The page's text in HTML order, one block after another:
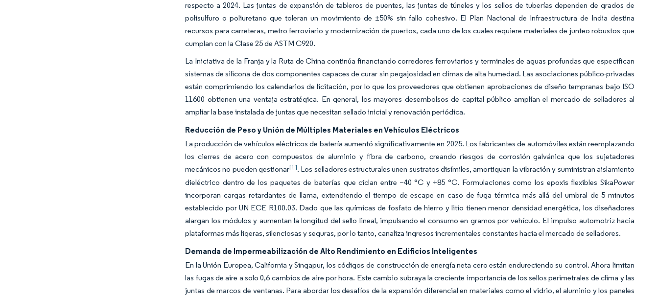
respecto a 2024. Las juntas de expansión de tableros de puentes, las juntas de túneles y los sellos de tuberías dependen de grados de
polisulfuro o poliuretano que toleran un movimiento de ±50% sin fallo cohesivo. El Plan Nacional de Infraestructura de India destina
recursos para carreteras, metro ferroviario y modernización de puertos, cada uno de los cuales requiere materiales de junteo robustos que
cumplan con la Clase 25 de ASTM C920.
La Iniciativa de la Franja y la Ruta de China continúa financiando corredores ferroviarios y terminales de aguas profundas que especifican
sistemas de silicona de dos componentes capaces de curar sin pegajosidad en climas de alta humedad. Las asociaciones público-privadas
están comprimiendo los calendarios de licitación, por lo que los proveedores que obtienen aprobaciones de diseño tempranas bajo ISO
11600 obtienen una ventaja estratégica. En general, los mayores desembolsos de capital público amplían el mercado de selladores al
ampliar la base instalada de juntas que necesitan sellado inicial y renovación periódica.
Reducción de Peso y Unión de Múltiples Materiales en Vehículos Eléctricos
La producción de vehículos eléctricos de batería aumentó significativamente en 2025. Los fabricantes de automóviles están reemplazando
los cierres de acero con compuestos de aluminio y fibra de carbono, creando riesgos de corrosión galvánica que los sujetadores
mecánicos no pueden gestionar[1]. Los selladores estructurales unen sustratos disímiles, amortiguan la vibración y suministran aislamiento
dieléctrico dentro de los paquetes de baterías que ciclan entre −40 °C y +85 °C. Formulaciones como los epoxis flexibles SikaPower
incorporan cargas retardantes de llama, extendiendo el tiempo de escape en caso de fuga térmica más allá del umbral de 5 minutos
establecido por UN ECE R100.03. Dado que las químicas de fosfato de hierro y litio tienen menor densidad energética, los diseñadores
alargan los módulos y aumentan la longitud del sello lineal, impulsando el consumo en gramos por vehículo. El impulso automotriz hacia
plataformas más ligeras, silenciosas y seguras, por lo tanto, canaliza ingresos incrementales constantes hacia el mercado de selladores.
Demanda de Impermeabilización de Alto Rendimiento en Edificios Inteligentes
En la Unión Europea, California y Singapur, los códigos de construcción de energía neta cero están endureciendo su control. Ahora limitan
las fugas de aire a solo 0,6 cambios de aire por hora. Este cambio subraya la creciente importancia de los sellos perimetrales de clima y las
juntas de marcos de ventanas. Para abordar los desafíos de la expansión diferencial en materiales como el vidrio, el aluminio y los paneles